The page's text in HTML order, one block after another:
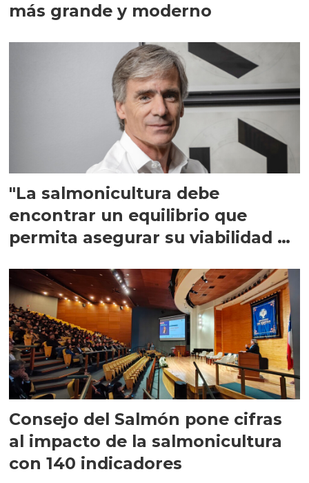
más grande y moderno
"La salmonicultura debe
encontrar un equilibrio que
permita asegurar su viabilidad de
Consejo del Salmón pone cifras
al impacto de la salmonicultura
con 140 indicadores